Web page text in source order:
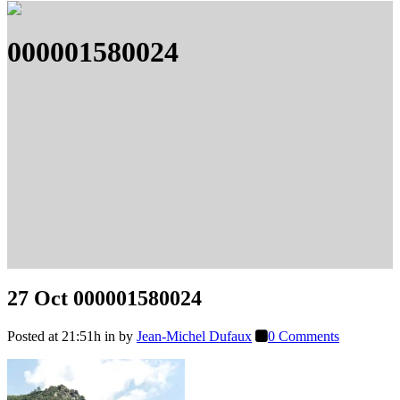
000001580024
27 Oct 000001580024
Posted at 21:51h in by Jean-Michel Dufaux 0 Comments